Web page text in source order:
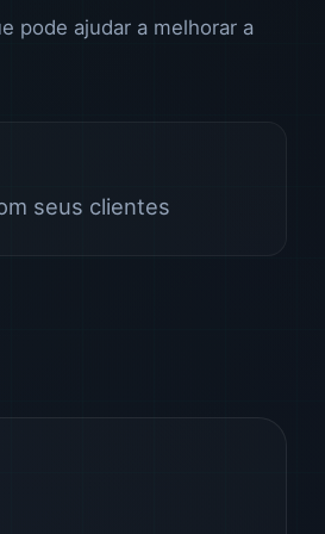
pode ajudar a melhorar a
seus clientes